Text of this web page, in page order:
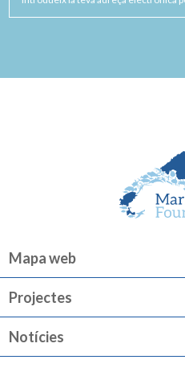
Mapa web
Projectes
Notícies